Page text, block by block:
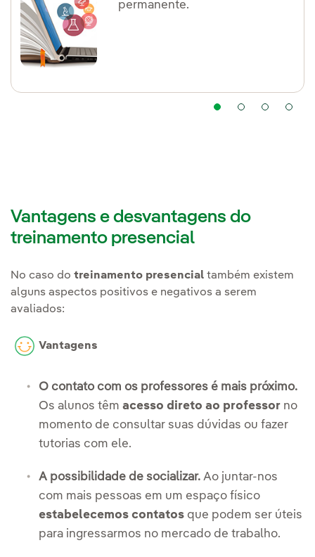
permanente.
Vantagens e desvantagens do
treinamento presencial
No caso do treinamento presencial também existem
alguns aspectos positivos e negativos a serem
avaliados:
Vantagens
O contato com os professores é mais próximo.
Os alunos têm acesso direto ao professor no
momento de consultar suas dúvidas ou fazer
tutorias com ele.
A possibilidade de socializar. Ao juntar-nos
com mais pessoas em um espaço físico
estabelecemos contatos que podem ser úteis
para ingressarmos no mercado de trabalho.